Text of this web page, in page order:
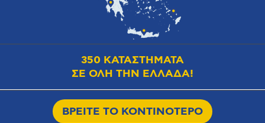
350 ΚΑΤΑΣΤΗΜΑΤΑ
ΣΕ ΟΛΗ ΤΗΝ ΕΛΛΑΔΑ!
ΒΡΕΙΤΕ ΤΟ ΚΟΝΤΙΝΟΤΕΡΟ